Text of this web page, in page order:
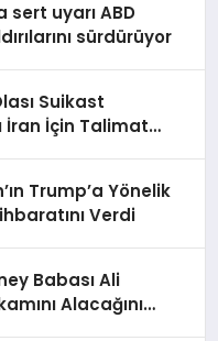
sert uyarı ABD
sürdürüyor
Suikast
İran İçin Talimat
Trump’a Yönelik
Verdi
Babası Ali
Alacağını